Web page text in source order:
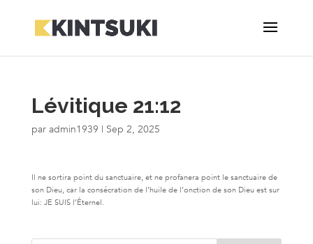
Lévitique 21:12
par admin1939 | Sep 2, 2025
Il ne sortira point du sanctuaire, et ne profanera point le sanctuaire de
son Dieu, car la consécration de l’huile de l’onction de son Dieu est sur
lui: JE SUIS l’Éternel.